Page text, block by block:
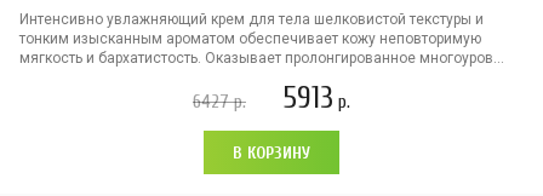
Интенсивно увлажняющий крем для тела шелковистой текстуры и
тонким изысканным ароматом обеспечивает кожу неповторимую
мягкость и бархатистость. Оказывает пролонгированное многоуров...
6427р. 5913 р.
В КОРЗИНУ